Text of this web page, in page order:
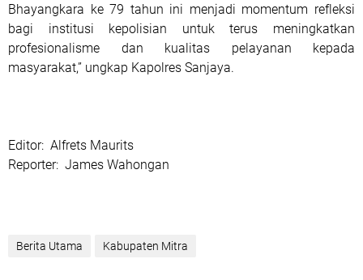
Bhayangkara ke 79 tahun ini menjadi momentum refleksi
bagi institusi kepolisian untuk terus meningkatkan
profesionalisme dan kualitas pelayanan kepada
masyarakat,” ungkap Kapolres Sanjaya.
Editor: Alfrets Maurits
Reporter: James Wahongan
Berita Utama Kabupaten Mitra